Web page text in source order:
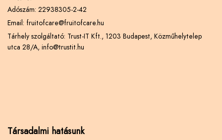
Adószám: 22938305-2-42
Email: fruitofcare@fruitofcare.hu
Tárhely szolgáltató: Trust-IT Kft., 1203 Budapest, Közműhelytelep
utca 28/A, info@trustit.hu
Társadalmi hatásunk